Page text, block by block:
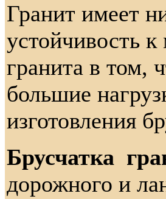
Гранит имеет
устойчивость
гранита в том,
большие
изготовления
Брусчатка
дорожного и